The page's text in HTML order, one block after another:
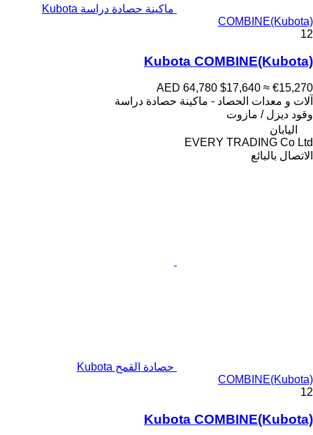
ماكينة حصادة دراسة Kubota
COMBINE(Kubota)
12
Kubota COMBINE(Kubota)
AED 64,780 $17,640 ≈ €15,270
آلات و معدات الحصاد - ماكينة حصادة دراسة
وقود ديزل / مازوت
اليابان
EVERY TRADING Co Ltd
الاتصال بالبائع
حصادة القمح Kubota
COMBINE(Kubota)
12
Kubota COMBINE(Kubota)